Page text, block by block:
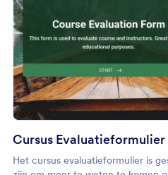
Van Gereedheid Voor
Voorbeeld:
Cursus Evaluatieformulier
Het cursus evaluatieformulier is